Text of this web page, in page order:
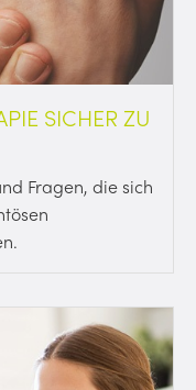
SICHER ZU
Fragen, die sich